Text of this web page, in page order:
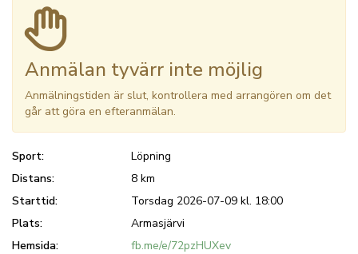
Anmälan tyvärr inte möjlig
Anmälningstiden är slut, kontrollera med arrangören om det
går att göra en efteranmälan.
Sport:
Löpning
Distans:
8 km
Starttid:
Torsdag 2026-07-09 kl. 18:00
Plats:
Armasjärvi
Hemsida:
fb.me/e/72pzHUXev